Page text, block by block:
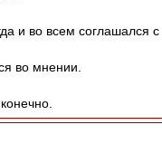
и во всем соглашался с
во мнении.